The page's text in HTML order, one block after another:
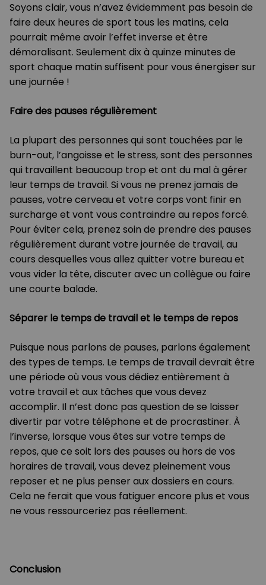
Soyons clair, vous n’avez évidemment pas besoin de
faire deux heures de sport tous les matins, cela
pourrait même avoir l’effet inverse et être
démoralisant. Seulement dix à quinze minutes de
sport chaque matin suffisent pour vous énergiser sur
une journée !
Faire des pauses régulièrement
La plupart des personnes qui sont touchées par le
burn-out, l’angoisse et le stress, sont des personnes
qui travaillent beaucoup trop et ont du mal à gérer
leur temps de travail. Si vous ne prenez jamais de
pauses, votre cerveau et votre corps vont finir en
surcharge et vont vous contraindre au repos forcé.
Pour éviter cela, prenez soin de prendre des pauses
régulièrement durant votre journée de travail, au
cours desquelles vous allez quitter votre bureau et
vous vider la tête, discuter avec un collègue ou faire
une courte balade.
Séparer le temps de travail et le temps de repos
Puisque nous parlons de pauses, parlons également
des types de temps. Le temps de travail devrait être
une période où vous vous dédiez entièrement à
votre travail et aux tâches que vous devez
accomplir. Il n’est donc pas question de se laisser
divertir par votre téléphone et de procrastiner. À
l’inverse, lorsque vous êtes sur votre temps de
repos, que ce soit lors des pauses ou hors de vos
horaires de travail, vous devez pleinement vous
reposer et ne plus penser aux dossiers en cours.
Cela ne ferait que vous fatiguer encore plus et vous
ne vous ressourceriez pas réellement.
Conclusion